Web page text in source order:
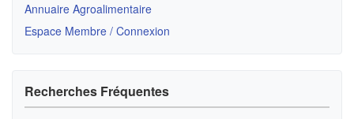
Annuaire Agroalimentaire
Espace Membre / Connexion
Recherches Fréquentes